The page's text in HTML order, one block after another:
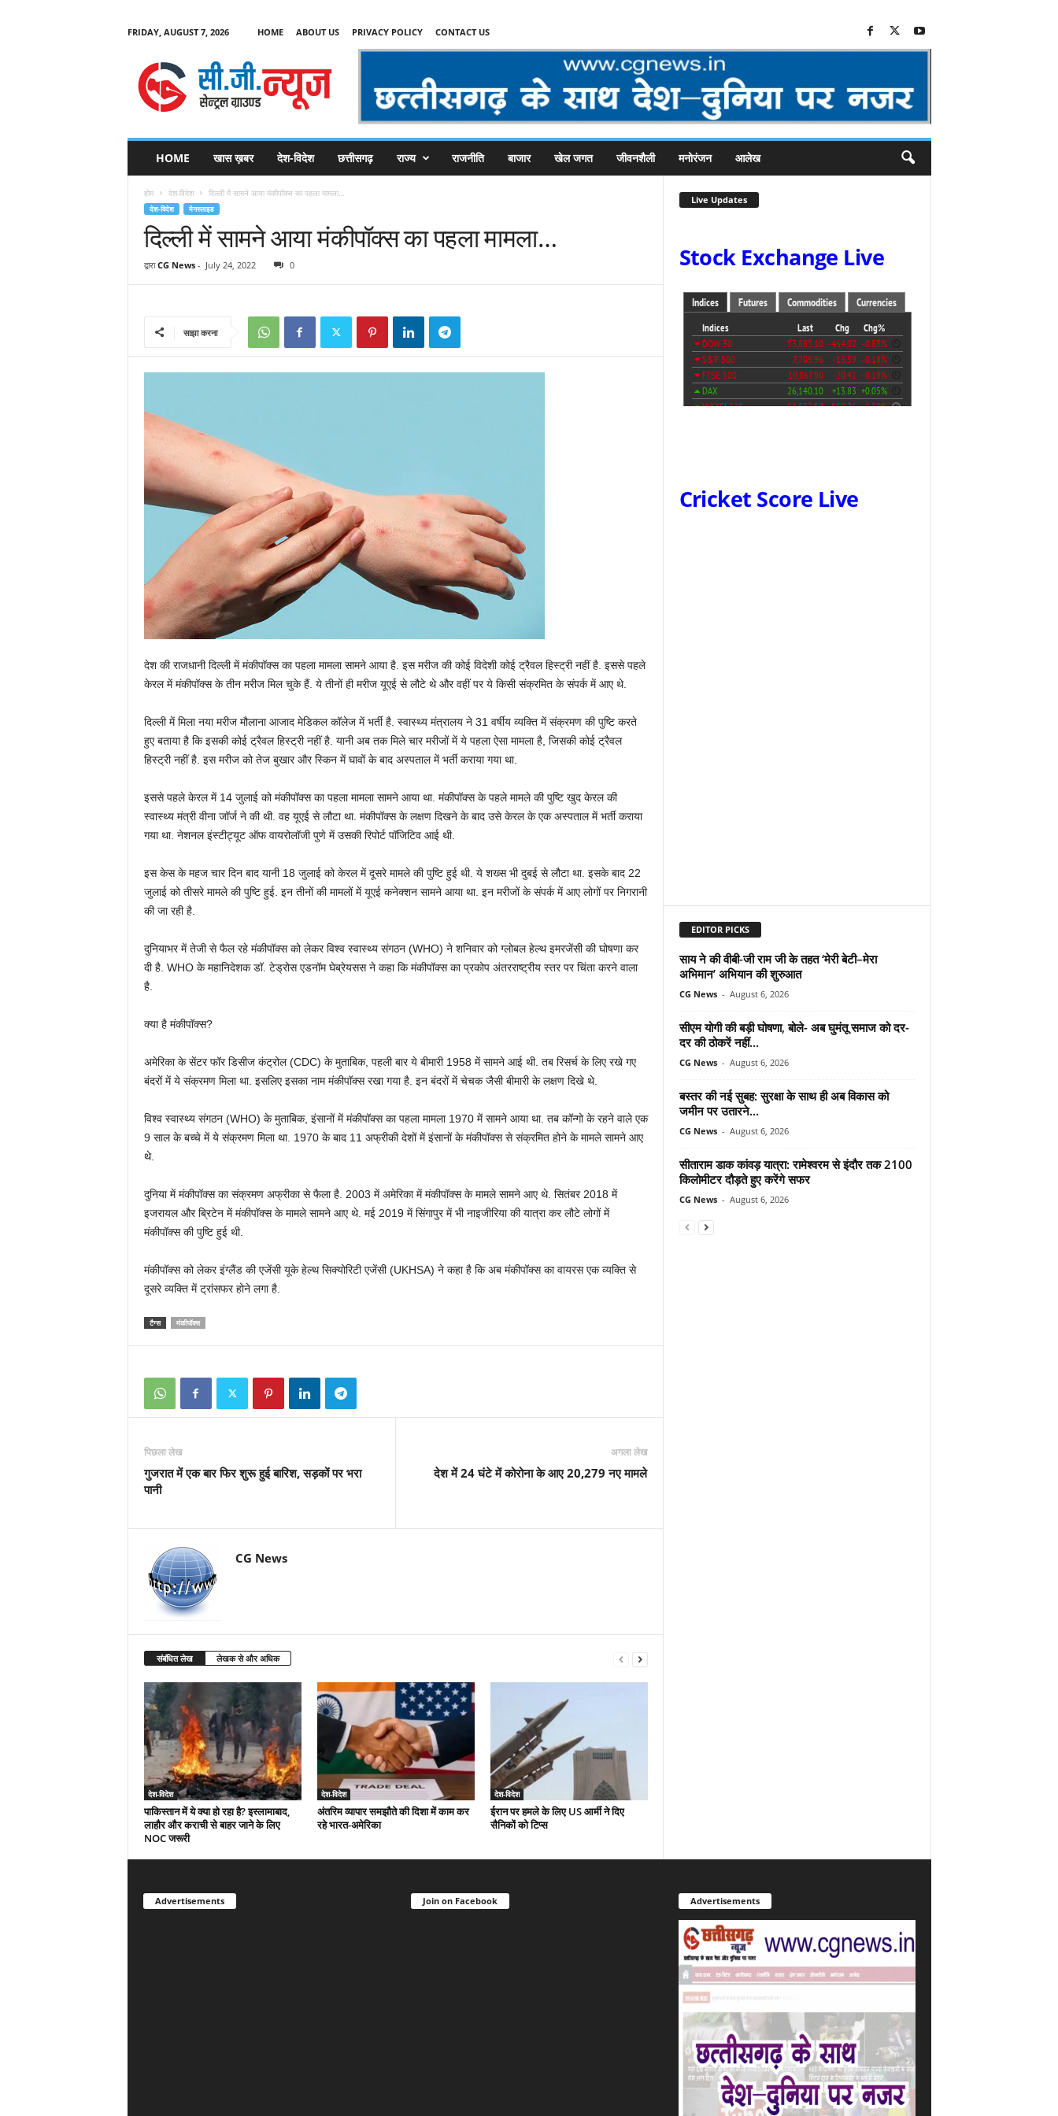
FRIDAY, AUGUST 7, 2026 HOME ABOUT US PRIVACY POLICY CONTACT US
C
HOME खास ख़बर देश-विदेश छत्तीसगढ़ राज्य राजनीति बाजार खेल जगत जीवनशैली मनोरंजन आलेख
होम देश-विदेश दिल्ली में सामने आया मंकीपॉक्स का पहला मामला…
देश-विदेश मेनस्लाइड
दिल्ली में सामने आया मंकीपॉक्स का पहला मामला…
द्वारा CG News- July 24, 2022 0
साझा करना
देश की राजधानी दिल्ली में मंकीपॉक्स का पहला मामला सामने आया है. इस मरीज की कोई विदेशी कोई ट्रैवल हिस्ट्री नहीं है. इससे पहले
केरल में मंकीपॉक्स के तीन मरीज मिल चुके हैं. ये तीनों ही मरीज यूएई से लौटे थे और वहीं पर ये किसी संक्रमित के संपर्क में आए थे.
दिल्ली में मिला नया मरीज मौलाना आजाद मेडिकल कॉलेज में भर्ती है. स्वास्थ्य मंत्रालय ने 31 वर्षीय व्यक्ति में संक्रमण की पुष्टि करते
हुए बताया है कि इसकी कोई ट्रैवल हिस्ट्री नहीं है. यानी अब तक मिले चार मरीजों में ये पहला ऐसा मामला है, जिसकी कोई ट्रैवल
हिस्ट्री नहीं है. इस मरीज को तेज बुखार और स्किन में घावों के बाद अस्पताल में भर्ती कराया गया था.
इससे पहले केरल में 14 जुलाई को मंकीपॉक्स का पहला मामला सामने आया था. मंकीपॉक्स के पहले मामले की पुष्टि खुद केरल की
स्वास्थ्य मंत्री वीना जॉर्ज ने की थी. वह यूएई से लौटा था. मंकीपॉक्स के लक्षण दिखने के बाद उसे केरल के एक अस्पताल में भर्ती कराया
गया था. नेशनल इंस्टीट्यूट ऑफ वायरोलॉजी पुणे में उसकी रिपोर्ट पॉजिटिव आई थी.
इस केस के महज चार दिन बाद यानी 18 जुलाई को केरल में दूसरे मामले की पुष्टि हुई थी. ये शख्स भी दुबई से लौटा था. इसके बाद 22
जुलाई को तीसरे मामले की पुष्टि हुई. इन तीनों की मामलों में यूएई कनेक्शन सामने आया था. इन मरीजों के संपर्क में आए लोगों पर निगरानी
की जा रही है.
दुनियाभर में तेजी से फैल रहे मंकीपॉक्स को लेकर विश्व स्वास्थ्य संगठन (WHO) ने शनिवार को ग्लोबल हेल्थ इमरजेंसी की घोषणा कर
दी है. WHO के महानिदेशक डॉ. टेड्रोस एडनॉम घेब्रेयसस ने कहा कि मंकीपॉक्स का प्रकोप अंतरराष्ट्रीय स्तर पर चिंता करने वाला
है.
क्या है मंकीपॉक्स?
अमेरिका के सेंटर फॉर डिसीज कंट्रोल (CDC) के मुताबिक, पहली बार ये बीमारी 1958 में सामने आई थी. तब रिसर्च के लिए रखे गए
बंदरों में ये संक्रमण मिला था. इसलिए इसका नाम मंकीपॉक्स रखा गया है. इन बंदरों में चेचक जैसी बीमारी के लक्षण दिखे थे.
विश्व स्वास्थ्य संगठन (WHO) के मुताबिक, इंसानों में मंकीपॉक्स का पहला मामला 1970 में सामने आया था. तब कॉन्गो के रहने वाले एक
9 साल के बच्चे में ये संक्रमण मिला था. 1970 के बाद 11 अफ्रीकी देशों में इंसानों के मंकीपॉक्स से संक्रमित होने के मामले सामने आए
थे.
दुनिया में मंकीपॉक्स का संक्रमण अफ्रीका से फैला है. 2003 में अमेरिका में मंकीपॉक्स के मामले सामने आए थे. सितंबर 2018 में
इजरायल और ब्रिटेन में मंकीपॉक्स के मामले सामने आए थे. मई 2019 में सिंगापुर में भी नाइजीरिया की यात्रा कर लौटे लोगों में
मंकीपॉक्स की पुष्टि हुई थी.
मंकीपॉक्स को लेकर इंग्लैंड की एजेंसी यूके हेल्थ सिक्योरिटी एजेंसी (UKHSA) ने कहा है कि अब मंकीपॉक्स का वायरस एक व्यक्ति से
दूसरे व्यक्ति में ट्रांसफर होने लगा है.
टैग्स मंकीपॉक्स
पिछला लेख
गुजरात में एक बार फिर शुरू हुई बारिश, सड़कों पर भरा
पानी
अगला लेख
देश में 24 घंटे में कोरोना के आए 20,279 नए मामले
CG News
संबंधित लेख लेखक से और अधिक
देश-विदेश
पाकिस्तान में ये क्या हो रहा है? इस्लामाबाद,
लाहौर और कराची से बाहर जाने के लिए
NOC जरूरी
देश-विदेश
अंतरिम व्यापार समझौते की दिशा में काम कर
रहे भारत-अमेरिका
देश-विदेश
ईरान पर हमले के लिए US आर्मी ने दिए
सैनिकों को टिप्स
Live Updates
Stock Exchange Live
Cricket Score Live
EDITOR PICKS
साय ने की वीबी-जी राम जी के तहत ‘मेरी बेटी–मेरा
अभिमान’ अभियान की शुरुआत
CG News - August 6, 2026
सीएम योगी की बड़ी घोषणा, बोले- अब घुमंतू समाज को दर-
दर की ठोकरें नहीं...
CG News - August 6, 2026
बस्तर की नई सुबह: सुरक्षा के साथ ही अब विकास को
जमीन पर उतारने...
CG News - August 6, 2026
सीताराम डाक कांवड़ यात्रा: रामेश्वरम से इंदौर तक 2100
किलोमीटर दौड़ते हुए करेंगे सफर
CG News - August 6, 2026
Advertisements Join on Facebook Advertisements